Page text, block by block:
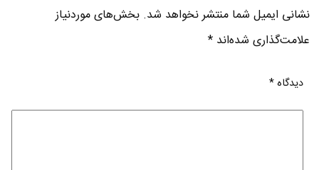
نشانی ایمیل شما منتشر نخواهد شد. بخش‌های موردنیاز
علامت‌گذاری شده‌اند*
دیدگاه*